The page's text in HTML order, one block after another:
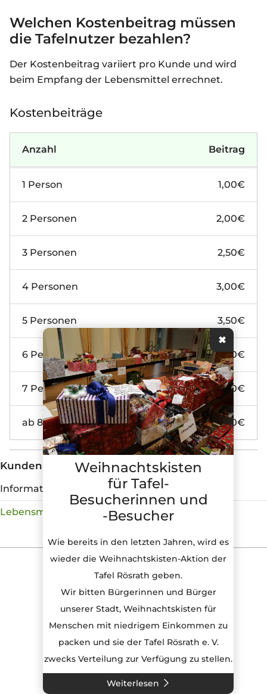
Welchen Kostenbeitrag müssen
die Tafelnutzer bezahlen?
Der Kostenbeitrag variiert pro Kunde und wird
beim Empfang der Lebensmittel errechnet.
Kostenbeiträge
Anzahl Beitrag
1 Person 1,00€
2 Personen 2,00€
3 Personen 2,50€
4 Personen 3,00€
5 Personen 3,50€
6 Personen 4,00€
7 Personen 4,50€
ab 8 Personen 5,00€
Kunden
Navigation
überspringen
Informationen
Lebensmittelausgabe
Impressum
Datenschutz
✖
Weihnachtskisten
für Tafel-
Besucherinnen und
-Besucher
Wie bereits in den letzten Jahren, wird es
wieder die Weihnachtskisten-Aktion der
Tafel Rösrath geben.
Wir bitten Bürgerinnen und Bürger
unserer Stadt, Weihnachtskisten für
Menschen mit niedrigem Einkommen zu
packen und sie der Tafel Rösrath e. V.
zwecks Verteilung zur Verfügung zu stellen.
WeiterlesenW